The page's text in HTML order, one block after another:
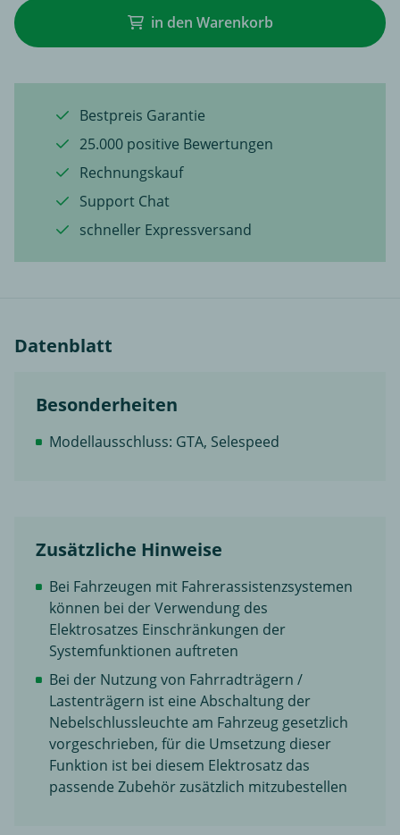
in den Warenkorb
Bestpreis Garantie
25.000 positive Bewertungen
Rechnungskauf
Support Chat
schneller Expressversand
Datenblatt
Besonderheiten
Modellausschluss: GTA, Selespeed
Zusätzliche Hinweise
Bei Fahrzeugen mit Fahrerassistenzsystemen
können bei der Verwendung des
Elektrosatzes Einschränkungen der
Systemfunktionen auftreten
Bei der Nutzung von Fahrradträgern /
Lastenträgern ist eine Abschaltung der
Nebelschlussleuchte am Fahrzeug gesetzlich
vorgeschrieben, für die Umsetzung dieser
Funktion ist bei diesem Elektrosatz das
passende Zubehör zusätzlich mitzubestellen